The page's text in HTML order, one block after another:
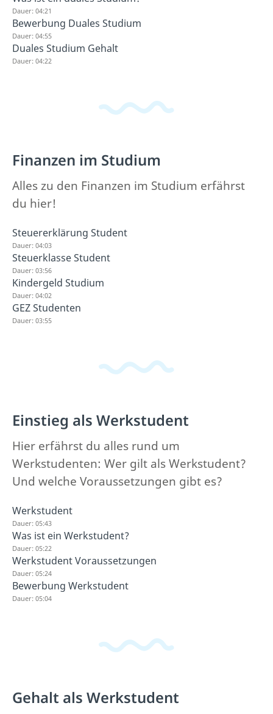
Dauer: 04:21
Bewerbung Duales Studium
Dauer: 04:55
Duales Studium Gehalt
Dauer: 04:22
Finanzen im Studium
Alles zu den Finanzen im Studium erfährst
du hier!
Steuererklärung Student
Dauer: 04:03
Steuerklasse Student
Dauer: 03:56
Kindergeld Studium
Dauer: 04:02
GEZ Studenten
Dauer: 03:55
Einstieg als Werkstudent
Hier erfährst du alles rund um
Werkstudenten: Wer gilt als Werkstudent?
Und welche Voraussetzungen gibt es?
Werkstudent
Dauer: 05:43
Was ist ein Werkstudent?
Dauer: 05:22
Werkstudent Voraussetzungen
Dauer: 05:24
Bewerbung Werkstudent
Dauer: 05:04
Gehalt als Werkstudent